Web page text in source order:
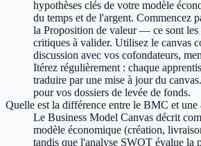
hypothèses clés de votre modèle
du temps et de l'argent. Commencez
la Proposition de valeur — ce sont les
critiques à valider. Utilisez le canvas
discussion avec vos cofondateurs,
Itérez régulièrement : chaque
traduire par une mise à jour du
pour vos dossiers de levée de fonds.
Quelle est la différence entre le BMC et
Le Business Model Canvas décrit
modèle économique (création,
tandis que l'analyse SWOT évalue la